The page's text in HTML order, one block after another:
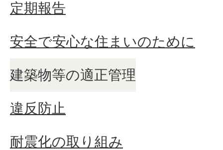
定期報告
安全で安心な住まいのために
建築物等の適正管理
違反防止
耐震化の取り組み